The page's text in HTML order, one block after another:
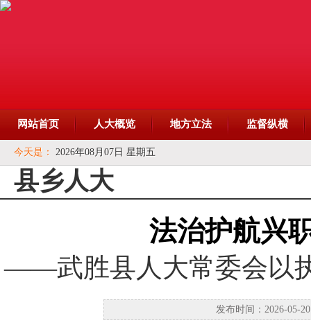
网站首页 人大概览 地方立法 监督纵横
今天是： 2026年08月07日 星期五
县乡人大
法治护航兴
——武胜县人大常委会以
发布时间：2026-05-20